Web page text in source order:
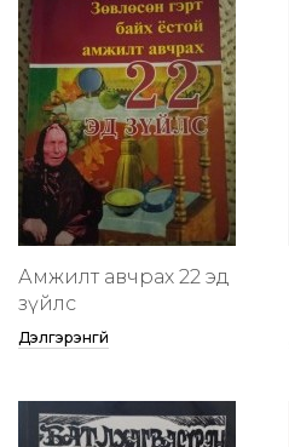
Амжилт авчрах 22 эд
зүйлс
Дэлгэрэнгүй